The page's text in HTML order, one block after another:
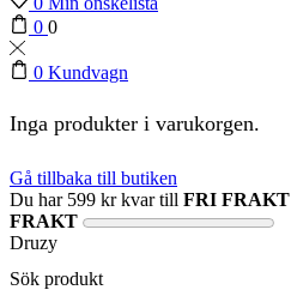
0 0
0 Kundvagn
Inga produkter i varukorgen.
Gå tillbaka till butiken
Du har 599 krkvar till FRI FRAKT
FRAKT
Druzy
Sök produkt